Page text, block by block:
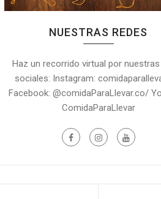
NUESTRAS REDES
Haz un recorrido virtual por
sociales: Instagram:
Facebook: @comidaParaLlevar.co/
ComidaParaLlevar